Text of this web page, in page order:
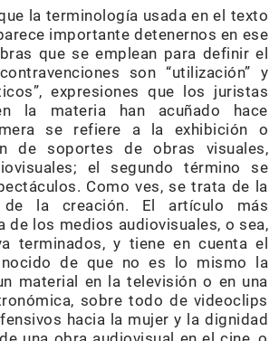
la terminología usada en el texto
importante detenernos en ese
que se emplean para definir el
son “utilización” y
expresiones que los juristas
la materia han acuñado hace
se refiere a la exhibición o
de soportes de obras visuales,
el segundo término se
Como ves, se trata de la
de la creación. El artículo más
de los medios audiovisuales, o sea,
terminados, y tiene en cuenta el
de que no es lo mismo la
material en la televisión o en una
sobre todo de videoclips
hacia la mujer y la dignidad